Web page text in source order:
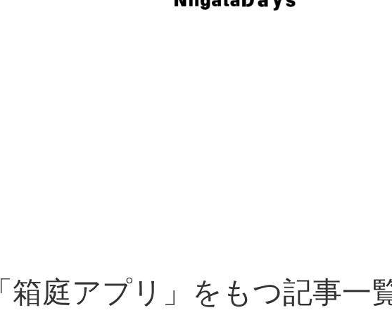
「箱庭アプリ」をもつ記事一